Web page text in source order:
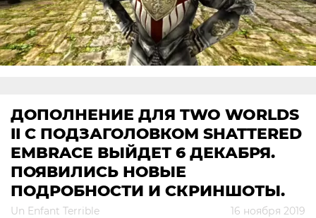
ДОПОЛНЕНИЕ ДЛЯ TWO WORLDS
II С ПОДЗАГОЛОВКОМ SHATTERED
EMBRACE ВЫЙДЕТ 6 ДЕКАБРЯ.
ПОЯВИЛИСЬ НОВЫЕ
ПОДРОБНОСТИ И СКРИНШОТЫ.
Un Enfant Terrible 16 ноября 2019